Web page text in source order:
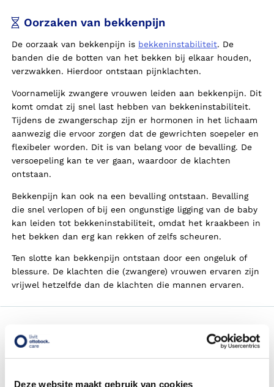
Deze website maakt gebruik van cookies
Oorzaken van bekkenpijn
De oorzaak van bekkenpijn is bekkeninstabiliteit. De
banden die de botten van het bekken bij elkaar houden,
verzwakken. Hierdoor ontstaan pijnklachten.
Voornamelijk zwangere vrouwen leiden aan bekkenpijn. Dit
komt omdat zij snel last hebben van bekkeninstabiliteit.
Tijdens de zwangerschap zijn er hormonen in het lichaam
aanwezig die ervoor zorgen dat de gewrichten soepeler en
flexibeler worden. Dit is van belang voor de bevalling. De
versoepeling kan te ver gaan, waardoor de klachten
ontstaan.
Bekkenpijn kan ook na een bevalling ontstaan. Bevalling
die snel verlopen of bij een ongunstige ligging van de baby
kan leiden tot bekkeninstabiliteit, omdat het kraakbeen in
het bekken dan erg kan rekken of zelfs scheuren.
Ten slotte kan bekkenpijn ontstaan door een ongeluk of
blessure. De klachten die (zwangere) vrouwen ervaren zijn
vrijwel hetzelfde dan de klachten die mannen ervaren.
Een groot gedeelte van de zwangere vrouwen die te
ondergaan. Het valt namelijk onder normale